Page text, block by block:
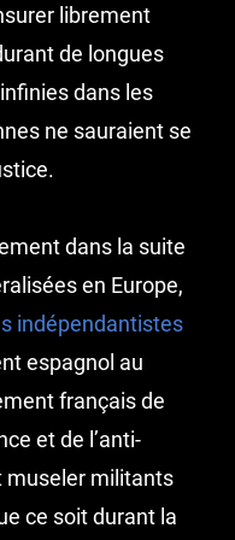
librement
de longues
dans les
ne sauraient se
dans la suite
en Europe,
indépendantistes
espagnol au
français de
et de l’anti-
museler militants
ce soit durant la